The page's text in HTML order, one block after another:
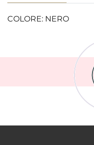
COLORE: NERO